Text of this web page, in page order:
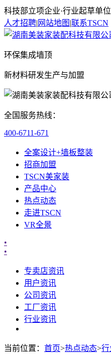
科技部立项企业·行业起草单
人才招聘| 网站地图 |联系TSCN
环保集成墙顶
新材料研发生产与加盟
全国服务热线：
400-6711-671
全案设计+墙板整装
招商加盟
TSCN美家装
产品中心
热点动态
走进TSCN
VR全景
•
•
专卖店资讯
用户资讯
公司资讯
工厂资讯
行业资讯
当前位置： 首页>热点动态>行